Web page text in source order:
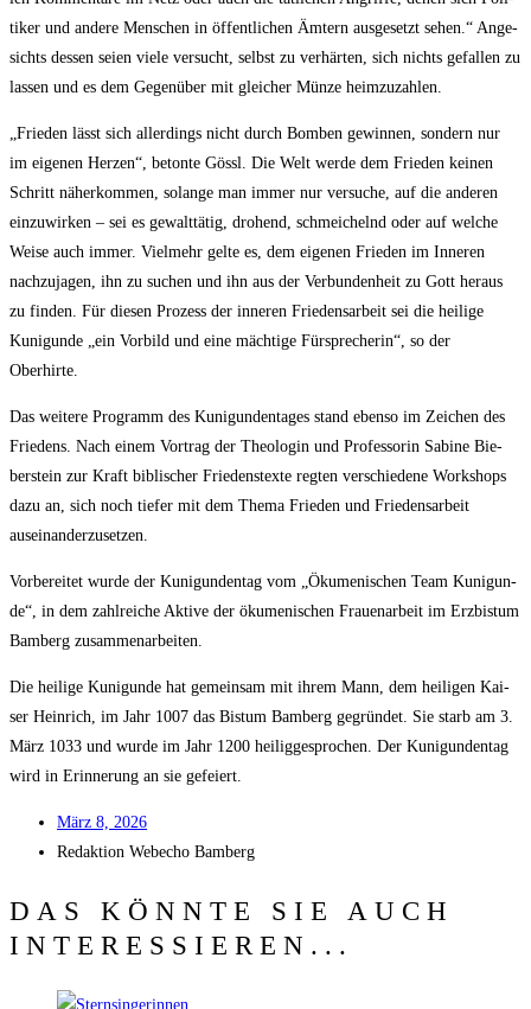
ti­ker und ande­re Men­schen in öffent­li­chen Ämtern aus­ge­setzt sehen.“ Ange­
sichts des­sen sei­en vie­le ver­sucht, selbst zu ver­här­ten, sich nichts gefal­len zu
las­sen und es dem Gegen­über mit glei­cher Mün­ze heimzuzahlen.
„Frie­den lässt sich aller­dings nicht durch Bom­ben gewin­nen, son­dern nur
im eige­nen Her­zen“, beton­te Gössl. Die Welt wer­de dem Frie­den kei­nen
Schritt näher­kom­men, solan­ge man immer nur ver­su­che, auf die ande­ren
ein­zu­wir­ken – sei es gewalt­tä­tig, dro­hend, schmei­chelnd oder auf wel­che
Wei­se auch immer. Viel­mehr gel­te es, dem eige­nen Frie­den im Inne­ren
nach­zu­ja­gen, ihn zu suchen und ihn aus der Ver­bun­den­heit zu Gott her­aus
zu fin­den. Für die­sen Pro­zess der inne­ren Frie­dens­ar­beit sei die hei­li­ge
Kuni­gun­de „ein Vor­bild und eine mäch­ti­ge Für­spre­che­rin“, so der
Oberhirte.
Das wei­te­re Pro­gramm des Kuni­gun­den­ta­ges stand eben­so im Zei­chen des
Frie­dens. Nach einem Vor­trag der Theo­lo­gin und Pro­fes­so­rin Sabi­ne Bie­
ber­stein zur Kraft bibli­scher Frie­dens­tex­te reg­ten ver­schie­de­ne Work­shops
dazu an, sich noch tie­fer mit dem The­ma Frie­den und Frie­dens­ar­beit
auseinanderzusetzen.
Vor­be­rei­tet wur­de der Kuni­gun­den­tag vom „Öku­me­ni­schen Team Kuni­gun­
de“, in dem zahl­rei­che Akti­ve der öku­me­ni­schen Frau­en­ar­beit im Erz­bis­tum
Bam­berg zusammenarbeiten.
Die hei­li­ge Kuni­gun­de hat gemein­sam mit ihrem Mann, dem hei­li­gen Kai­
ser Hein­rich, im Jahr 1007 das Bis­tum Bam­berg gegrün­det. Sie starb am 3.
März 1033 und wur­de im Jahr 1200 hei­lig­ge­spro­chen. Der Kuni­gun­den­tag
wird in Erin­ne­rung an sie gefeiert.
März 8, 2026
Redak­ti­on Web­echo Bamberg
DAS KÖNNTE SIE AUCH
INTERESSIEREN...